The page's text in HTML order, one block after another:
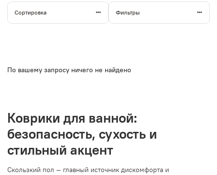
Сортировка Фильтры
По вашему запросу ничего не найдено
Коврики для ванной:
безопасность, сухость и
стильный акцент
Скользкий пол — главный источник дискомфорта и